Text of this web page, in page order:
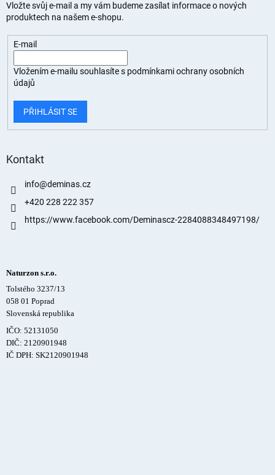
Vložte svůj e-mail a my vám budeme zasílat informace o nových
produktech na našem e-shopu.
E-mail
Vložením e-mailu souhlasíte s podmínkami ochrany osobních
údajů
PŘIHLÁSIT SE
Kontakt
info@deminas.cz
+420 228 222 357
https://www.facebook.com/Deminascz-2284088348497198/
Naturzon s.r.o.
Tolstého 3237/13
058 01 Poprad
Slovenská republika
IČO: 52131050
DIČ: 2120901948
IČ DPH: SK2120901948